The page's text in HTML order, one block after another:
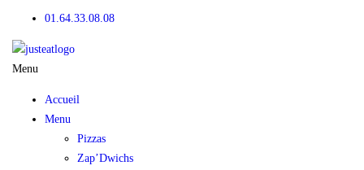
01.64.33.08.08
Menu
Accueil
Menu
Pizzas
Zap’Dwichs